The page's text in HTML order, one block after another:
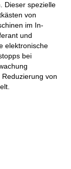
Dieser spezielle
von
im In-
und
elektronische
bei
von